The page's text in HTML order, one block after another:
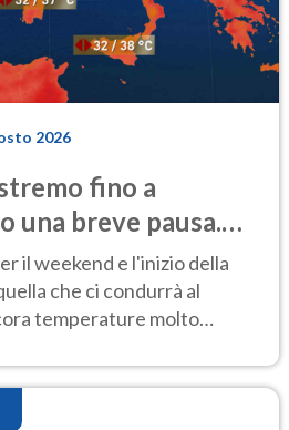
2026
fino a
una breve pausa.
il weekend e l'inizio della
che ci condurrà al
temperature molto